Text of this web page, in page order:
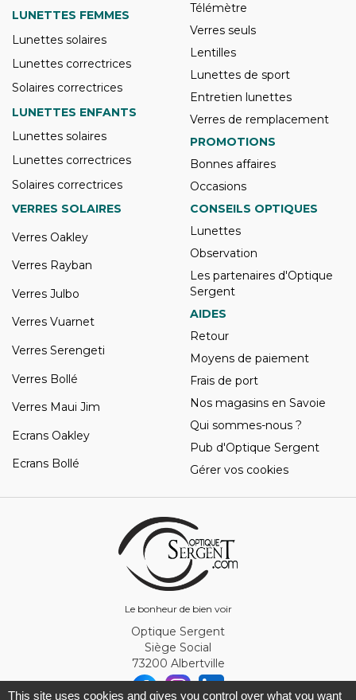
Le bonheur de bien voir
LUNETTES FEMMES
Lunettes solaires
Lunettes correctrices
Solaires correctrices
LUNETTES ENFANTS
Lunettes solaires
Lunettes correctrices
Solaires correctrices
Télémètre
Verres seuls
Lentilles
Lunettes de sport
Entretien lunettes
Verres de remplacement
PROMOTIONS
Bonnes affaires
Occasions
VERRES SOLAIRES
Verres Oakley
Verres Rayban
Verres Julbo
Verres Vuarnet
Verres Serengeti
Verres Bollé
Verres Maui Jim
Ecrans Oakley
Ecrans Bollé
CONSEILS OPTIQUES
Lunettes
Observation
Les partenaires d'Optique
Sergent
AIDES
Retour
Moyens de paiement
Frais de port
Nos magasins en Savoie
Qui sommes-nous ?
Pub d'Optique Sergent
Gérer vos cookies
Optique Sergent
Siège Social
73200 Albertville
This site uses cookies and gives you control over what you want